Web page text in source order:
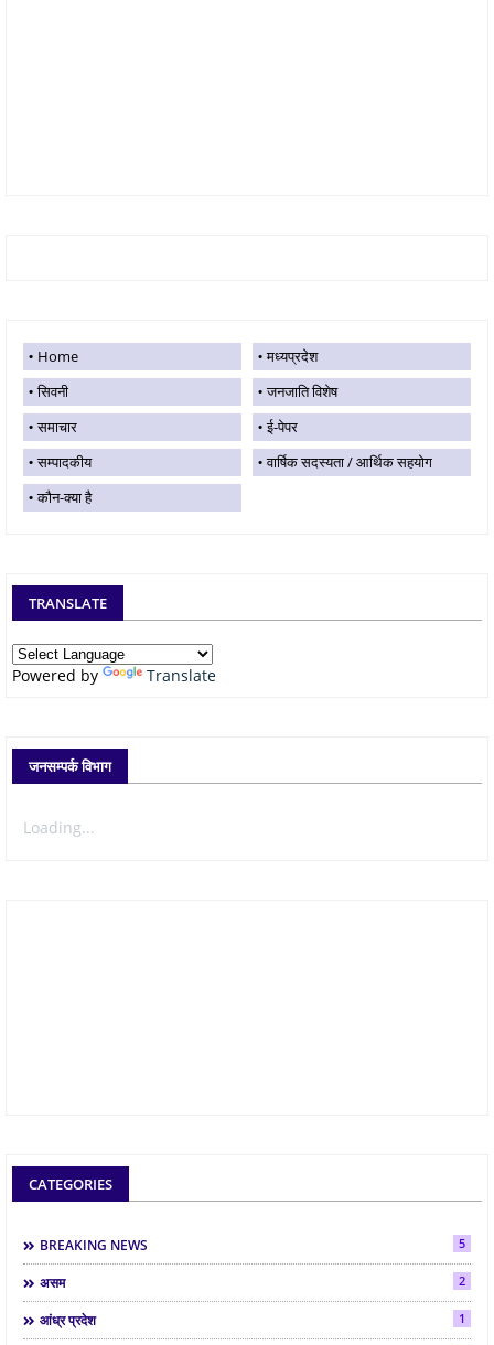
Home
मध्यप्रदेश
सिवनी
जनजाति विशेष
समाचार
ई-पेपर
सम्पादकीय
वार्षिक सदस्यता / आर्थिक सहयोग
कौन-क्या है
TRANSLATE
Powered by Translate
जनसम्पर्क विभाग
Loading...
CATEGORIES
BREAKING NEWS 5
असम 2
आंध्र प्रदेश 1